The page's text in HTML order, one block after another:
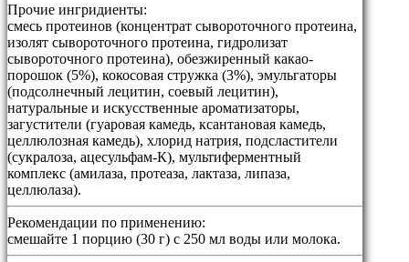
Прочие ингридиенты:
смесь протеинов (концентрат сывороточного протеина,
изолят сывороточного протеина, гидролизат
сывороточного протеина), обезжиренный какао-
порошок (5%), кокосовая стружка (3%), эмульгаторы
(подсолнечный лецитин, соевый лецитин),
натуральные и искусственные ароматизаторы,
загустители (гуаровая камедь, ксантановая камедь,
целлюлозная камедь), хлорид натрия, подсластители
(сукралоза, ацесульфам-К), мультиферментный
комплекс (амилаза, протеаза, лактаза, липаза,
целлюлаза).
Рекомендации по применению:
смешайте 1 порцию (30 г) с 250 мл воды или молока.